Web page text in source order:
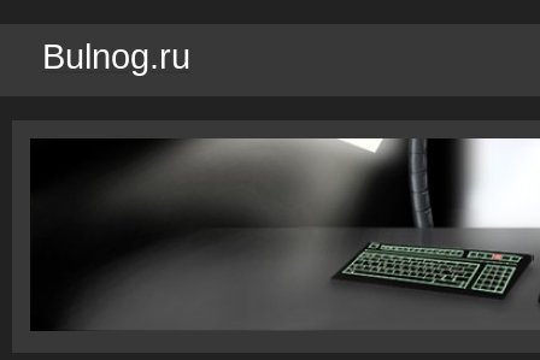
Bulnog.ru